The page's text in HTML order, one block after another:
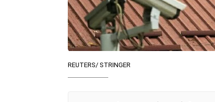
REUTERS/ STRINGER